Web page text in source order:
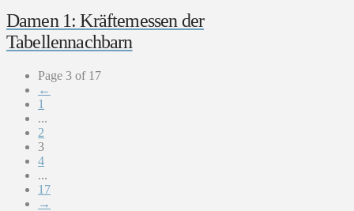
Damen 1: Kräftemessen der
Tabellennachbarn
Page 3 of 17
←
1
...
2
3
4
...
17
→